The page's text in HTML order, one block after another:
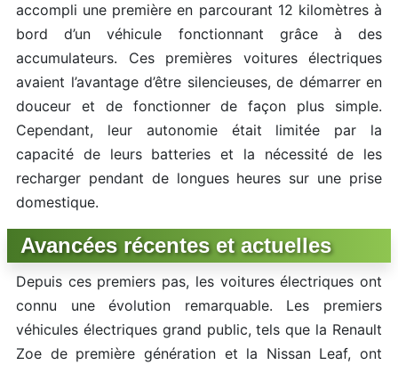
accompli une première en parcourant 12 kilomètres à
bord d’un véhicule fonctionnant grâce à des
accumulateurs. Ces premières voitures électriques
avaient l’avantage d’être silencieuses, de démarrer en
douceur et de fonctionner de façon plus simple.
Cependant, leur autonomie était limitée par la
capacité de leurs batteries et la nécessité de les
recharger pendant de longues heures sur une prise
domestique.
Avancées récentes et actuelles
Depuis ces premiers pas, les voitures électriques ont
connu une évolution remarquable. Les premiers
véhicules électriques grand public, tels que la Renault
Zoe de première génération et la Nissan Leaf, ont